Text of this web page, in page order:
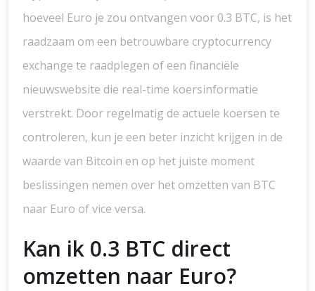
hoeveel Euro je zou ontvangen voor 0.3 BTC, is het
raadzaam om een betrouwbare cryptocurrency
exchange te raadplegen of een financiële
nieuwswebsite die real-time koersinformatie
verstrekt. Door regelmatig de actuele koersen te
controleren, kun je een beter inzicht krijgen in de
waarde van Bitcoin en op het juiste moment
beslissingen nemen over het omzetten van BTC
naar Euro of vice versa.
Kan ik 0.3 BTC direct
omzetten naar Euro?